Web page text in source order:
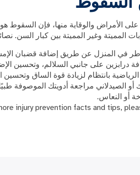
الأمراض والوقاية منها، فإن السقوط
المميتة وغير المميتة بين كبار السن.
في المنزل عن طريق إضافة قضبان
درابزين على جانبي السلالم، وتحسين
بانتظام لزيادة قوة الساق وتحسين
الصيدلاني مراجعة أدويتك الموصوفة
أو النعاس.
injury prevention facts and tips,